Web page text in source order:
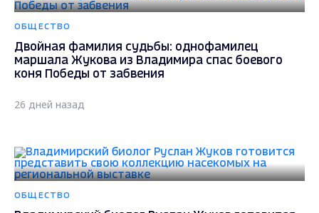
ОБЩЕСТВО
Двойная фамилия судьбы: однофамилец
маршала Жукова из Владимира спас боевого
коня Победы от забвения
26 дней назад
ОБЩЕСТВО